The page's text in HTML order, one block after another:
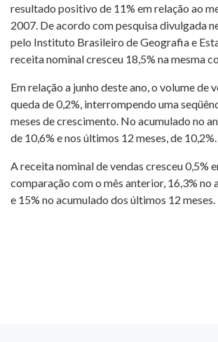
resultado positivo de 11% em relação ao
2007. De acordo com pesquisa divulgada
pelo Instituto Brasileiro de Geografia e
receita nominal cresceu 18,5% na mesma
Em relação a junho deste ano, o volume de
queda de 0,2%, interrompendo uma
meses de crescimento. No acumulado no
de 10,6% e nos últimos 12 meses, de 10,2%.
A receita nominal de vendas cresceu 0,5%
comparação com o mês anterior, 16,3% no
e 15% no acumulado dos últimos 12 meses.